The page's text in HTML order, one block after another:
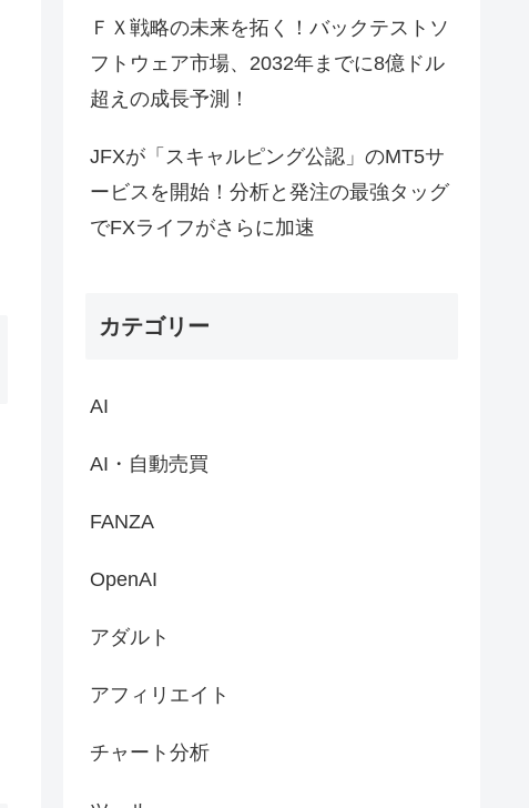
ＦＸ戦略の未来を拓く！バックテストソ
フトウェア市場、2032年までに8億ドル
超えの成長予測！
JFXが「スキャルピング公認」のMT5サ
ービスを開始！分析と発注の最強タッグ
でFXライフがさらに加速
カテゴリー
AI
AI・自動売買
FANZA
OpenAI
アダルト
アフィリエイト
チャート分析